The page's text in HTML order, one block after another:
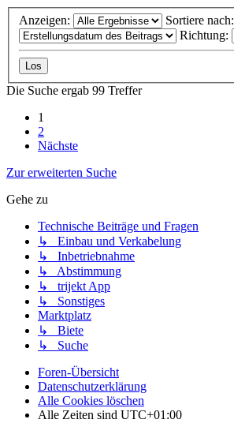
Anzeigen:
Sortiere nach:
Richtung:
Die Suche ergab 99 Treffer
1
2
Nächste
Zur erweiterten Suche
Gehe zu
Technische Beiträge und Fragen
↳ Einbau und Verkabelung
↳ Inbetriebnahme
↳ Abstimmung
↳ trijekt App
↳ Sonstiges
Marktplatz
↳ Biete
↳ Suche
Foren-Übersicht
Datenschutzerklärung
Alle Cookies löschen
Alle Zeiten sind UTC+01:00